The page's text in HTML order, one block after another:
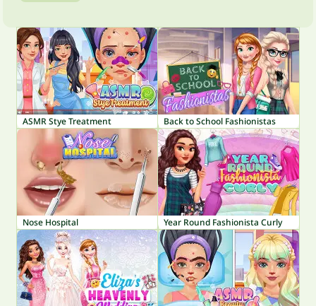
ASMR Stye Treatment Back to School Fashionistas
Nose Hospital Year Round Fashionista Curly